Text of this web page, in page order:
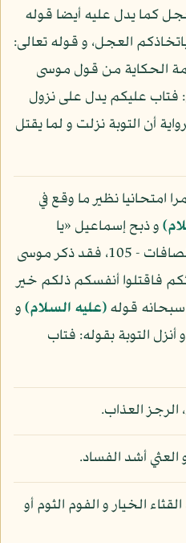
كما يدل عليه أيضا قوله
العجل، و قوله تعالى:
الحكاية من قول موسى
فتاب عليكم يدل على نزول
أن التوبة نزلت و لما يقتل
امتحانيا نظير ما وقع في
و ذبح إسماعيل «يا
ذكر موسى
فاقتلوا أنفسكم ذلكم خير
سبحانه قوله(عليه السلام)و
التوبة بقوله: فتاب
العذاب.
العثي أشد الفساد.
الخيار و الفوم الثوم أو